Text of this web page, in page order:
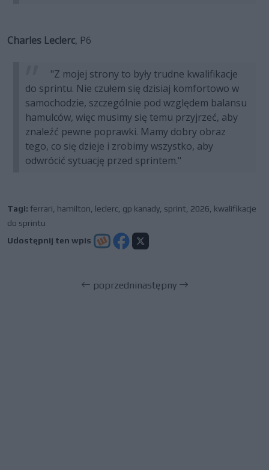
Charles Leclerc, P6
"Z mojej strony to były trudne kwalifikacje
do sprintu. Nie czułem się dzisiaj komfortowo w
samochodzie, szczególnie pod względem balansu
hamulców, więc musimy się temu przyjrzeć, aby
znaleźć pewne poprawki. Mamy dobry obraz
tego, co się dzieje i zrobimy wszystko, aby
odwrócić sytuację przed sprintem."
Tagi: ferrari hamilton leclerc gp kanady sprint 2026 kwalifikacje
do sprintu
Udostępnij ten wpis
poprzedninastępny